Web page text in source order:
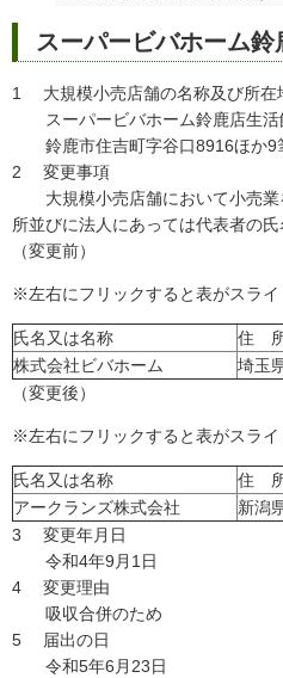
スーパービバホーム鈴
1 大規模小売店舗の名称及び所在
スーパービバホーム鈴鹿店生活
鈴鹿市住吉町字谷口8916ほか9
2 変更事項
大規模小売店舗において小売業
所並びに法人にあっては代表者の氏
（変更前）
※左右にフリックすると表がスライ
氏名又は名称
住
株式会社ビバホーム
埼玉
（変更後）
※左右にフリックすると表がスライ
氏名又は名称
住
アークランズ株式会社
新潟
3 変更年月日
令和4年9月1日
4 変更理由
吸収合併のため
5 届出の日
令和5年6月23日